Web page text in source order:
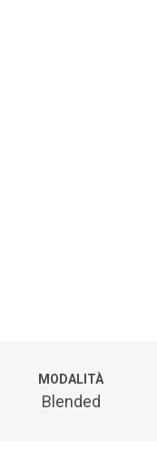
MODALITÀ
Blended